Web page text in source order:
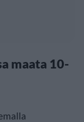
maata 10-